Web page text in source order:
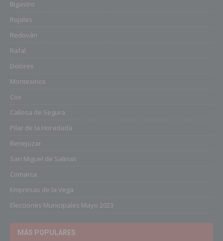
Bigastro
Rojales
Redován
Rafal
Dolores
Montesinos
Cox
Callosa de Segura
Pilar de la Horadada
Benejuzar
San Miguel de Salinas
Comarca
Empresas de la Vega
Elecciones Municipales Mayo 2023
MÁS POPULARES